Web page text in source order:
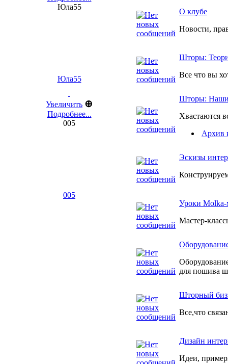
Юла55
Юла55
Увеличить ⊕
Подробнее...
005
005
О клубе
Новости,
Шторы:
Все что вы
Шторы: Наши
Хвастаются
Архив
Эскизы
Уроки Molka-
Мастер-
для пошива
Шторный
Все,что
Дизайн
Идеи,